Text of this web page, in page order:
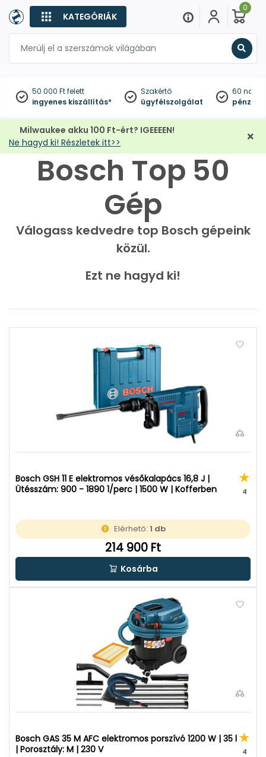
KATEGÓRIÁK
0
50 000 Ft felett
ingyenes kiszállítás*
Szakértő
ügyfélszolgálat
60
Milwaukee akku 100 Ft-ért? IGEEEEN!
Ne hagyd ki! Részletek itt>>
Bosch Top 50
Gép
Válogass kedvedre top Bosch gépeink
közül.
Ezt ne hagyd ki!
Bosch GSH 11 E elektromos vésőkalapács 16,8 J |
Ütésszám: 900 - 1890 1/perc | 1500 W | Kofferben
4
Elérhető:1 db
214 900 Ft
Kosárba
Bosch GAS 35 M AFC elektromos porszívó 1200 W | 35 l
| Porosztály: M | 230 V
4